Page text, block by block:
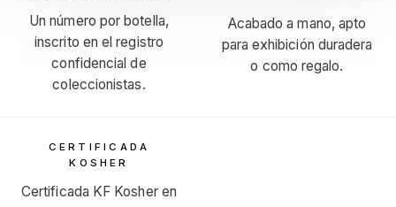
Un número por botella,
inscrito en el registro
confidencial de
coleccionistas.
Acabado a mano, apto
para exhibición duradera
o como regalo.
CERTIFICADA
KOSHER
Certificada KF Kosher en